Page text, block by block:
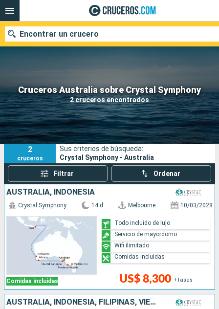
Cruceros Australia sobre Crystal Symphony
2 cruceros encontrados
Encontrar un crucero
Nuestros destinos
Fecha de salida
Puertos Compañías
Buscar
2
cruceros
Sus criterios de búsqueda:
Crystal Symphony - Australia
Filtrar Ordenar
AUSTRALIA, INDONESIA
Comidas incluidas
Crystal Symphony 14 d Melbourne 10/03/2028
US$ 8,300 +Tasas
Todo incluido de lujo
Servicio de mayordomo
Wifi ilimitado
Comidas incluidas
AUSTRALIA, INDONESIA, FILIPINAS, VIETNAM, SINGAPUR, MALASIA, TAILANDIA, SRI LANKA, INDIA, OMAN, EMIRATOS ÁRABES UNIDOS